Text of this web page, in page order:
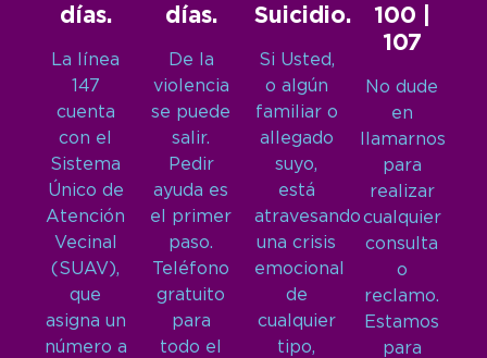
días.
La línea
147
cuenta
con el
Sistema
Único de
Atención
Vecinal
(SUAV),
que
asigna un
número a
días.
De la
violencia
se puede
salir.
Pedir
ayuda es
el primer
paso.
Teléfono
gratuito
para
todo el
Suicidio.
Si Usted,
o algún
familiar o
allegado
suyo,
está
atravesando
una crisis
emocional
de
cualquier
tipo,
100 |
107
No dude
en
llamarnos
para
realizar
cualquier
consulta
o
reclamo.
Estamos
para